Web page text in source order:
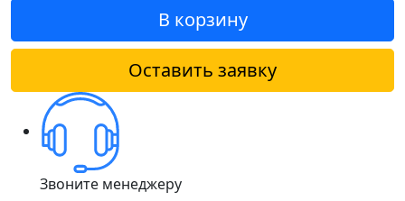
В корзину
Оставить заявку
Звоните менеджеру